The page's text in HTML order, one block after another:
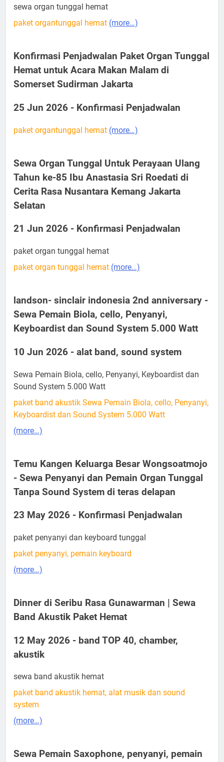
sewa organ tunggal hemat
paket organtunggal hemat (more…)
Konfirmasi Penjadwalan Paket Organ Tunggal
Hemat untuk Acara Makan Malam di
Somerset Sudirman Jakarta
25 Jun 2026 - Konfirmasi Penjadwalan
paket organtunggal hemat (more…)
Sewa Organ Tunggal Untuk Perayaan Ulang
Tahun ke-85 Ibu Anastasia Sri Roedati di
Cerita Rasa Nusantara Kemang Jakarta
Selatan
21 Jun 2026 - Konfirmasi Penjadwalan
paket organ tunggal hemat
paket organ tunggal hemat (more…)
landson- sinclair indonesia 2nd anniversary -
Sewa Pemain Biola, cello, Penyanyi,
Keyboardist dan Sound System 5.000 Watt
10 Jun 2026 - alat band, sound system
Sewa Pemain Biola, cello, Penyanyi, Keyboardist dan
Sound System 5.000 Watt
paket band akustik Sewa Pemain Biola, cello, Penyanyi,
Keyboardist dan Sound System 5.000 Watt
(more…)
Temu Kangen Keluarga Besar Wongsoatmojo
- Sewa Penyanyi dan Pemain Organ Tunggal
Tanpa Sound System di teras delapan
23 May 2026 - Konfirmasi Penjadwalan
paket penyanyi dan keyboard tunggal
paket penyanyi, pemain keyboard
(more…)
Dinner di Seribu Rasa Gunawarman | Sewa
Band Akustik Paket Hemat
12 May 2026 - band TOP 40, chamber,
akustik
sewa band akustik hemat
paket band akustik hemat, alat musik dan sound
system
(more…)
Sewa Pemain Saxophone, penyanyi, pemain